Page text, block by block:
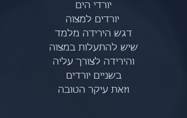
יורדי הים
יורדים למצוה
דגש הירידה מלמד
שיש להתעלות במצוה
בשניים יורדים
וזאת עיקר הטובה